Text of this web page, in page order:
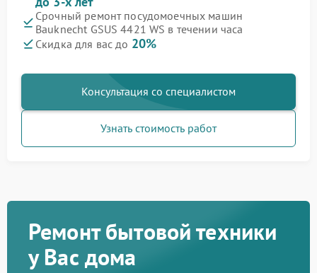
Срочный ремонт посудомоечных машин
Bauknecht GSUS 4421 WS в течении часа
Скидка для вас до 20%
Консультация со специалистом
Узнать стоимость работ
Ремонт бытовой техники
у Вас дома